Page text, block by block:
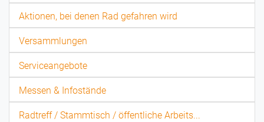
Aktionen, bei denen Rad gefahren wird
Versammlungen
Serviceangebote
Messen & Infostände
Radtreff / Stammtisch / öffentliche Arbeits...